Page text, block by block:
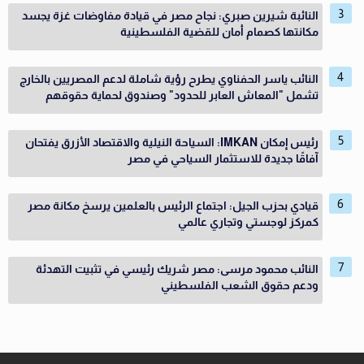
النائبة شيرين صبري: نجاح مصر في قيادة مفاوضات غزة يجسد
مكانتها كصمام أمان للقضية الفلسطينية
النائب ياسر الحفناوي يطرح رؤية شاملة لدعم المصريين بالخارج
تشمل "المعاش العابر للحدود" وصندوق لحماية حقوقهم
رئيس إمكان IMKAN: السياحة النيلية والاقتصاد الأزرق يفتحان
آفاقًا جديدة للاستثمار السياحي في مصر
قيادي بحزب الجيل: اجتماع الرئيس بالعلمين يرسخ مكانة مصر
كمركز لوجستي وتجاري عالمي
النائب محمود مرسى: مصر شريك رئيسي في تثبيت التهدئة
ودعم حقوق الشعب الفلسطيني